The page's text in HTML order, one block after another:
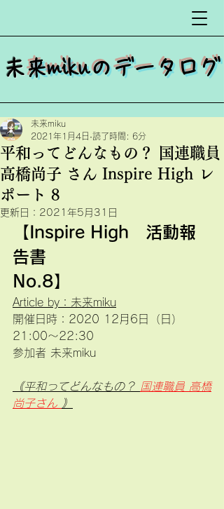
​未来mikuのデータログ
平和ってどんなもの？ 国連職員
高橋尚子 さん Inspire High レ
ポート 8
未来miku
2021年1月4日 読了時間: 6分
更新日： 2021年5月31日
【Inspire High　活動報
告書
No.8】
Article by：未来miku
開催日時：2020 12月6日（日）
21:00〜22:30
参加者 未来miku
｟平和ってどんなもの？ 国連職員 高橋
尚子さん ｠